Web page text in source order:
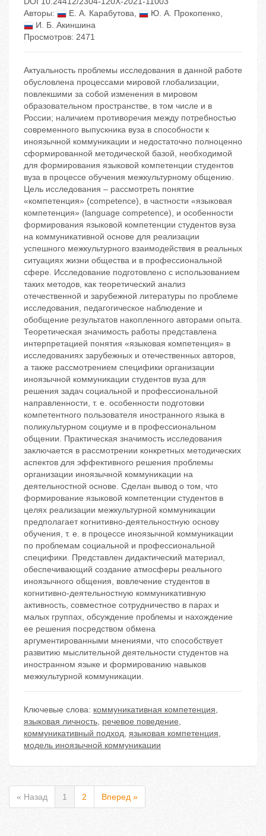
Авторы:
Е. А. Карабутова, Ю. А. Прокопенко,
И. Б. Акиншина
Просмотров: 2471
Актуальность проблемы исследования в данной работе
обусловлена процессами мировой глобализации,
повлекшими за собой изменения в мировом
образовательном пространстве, в том числе и в
России; наличием противоречия между потребностью
современного выпускника вуза в способности к
иноязычной коммуникации и недостаточно полноценно
сформированной методической базой, необходимой
для формирования языковой компетенции студентов
вуза в процессе обучения межкультурному общению.
Цель исследования – рассмотреть понятие
«компетенция» (competence), в частности «языковая
компетенция» (language competence), и особенности
формирования языковой компетенции студентов вуза
на коммуникативной основе для реализации
успешного межкультурного взаимодействия в реальных
ситуациях жизни общества и в профессиональной
сфере. Исследование подготовлено с использованием
таких методов, как теоретический анализ
отечественной и зарубежной литературы по проблеме
исследования, педагогическое наблюдение и
обобщение результатов накопленного авторами опыта.
Теоретическая значимость работы представлена
интерпретацией понятия «языковая компетенция» в
исследованиях зарубежных и отечественных авторов,
а также рассмотрением специфики организации
иноязычной коммуникации студентов вуза для
решения задач социальной и профессиональной
направленности, т. е. особенности подготовки
компетентного пользователя иностранного языка в
поликультурном социуме и в профессиональном
общении. Практическая значимость исследования
заключается в рассмотрении конкретных методических
аспектов для эффективного решения проблемы
организации иноязычной коммуникации на
деятельностной основе. Сделан вывод о том, что
формирование языковой компетенции студентов в
целях реализации межкультурной коммуникации
предполагает когнитивно-деятельностную основу
обучения, т. е. в процессе иноязычной коммуникации
по проблемам социальной и профессиональной
специфики. Представлен дидактический материал,
обеспечивающий создание атмосферы реального
иноязычного общения, вовлечение студентов в
когнитивно-деятельностную коммуникативную
активность, совместное сотрудничество в парах и
малых группах, обсуждение проблемы и нахождение
ее решения посредством обмена
аргументированными мнениями, что способствует
развитию мыслительной деятельности студентов на
иностранном языке и формированию навыков
межкультурной коммуникации.
Ключевые слова: коммуникативная компетенция,
языковая личность, речевое поведение,
коммуникативный подход, языковая компетенция,
модель иноязычной коммуникации
« Назад 1 2 Вперед »